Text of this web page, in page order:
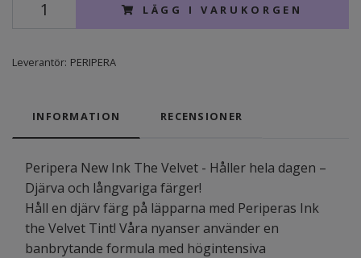
LÄGG I VARUKORGEN
Leverantör: PERIPERA
INFORMATION RECENSIONER
Peripera New Ink The Velvet - Håller hela dagen –
Djärva och långvariga färger!
Håll en djärv färg på läpparna med Periperas Ink
the Velvet Tint! Våra nyanser använder en
banbrytande formula med högintensiva